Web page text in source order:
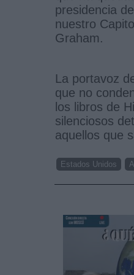
presidencia
nuestro
Graham.
La portavoz
que no
los libros de
silenciosos
aquellos que
Estados Unidos